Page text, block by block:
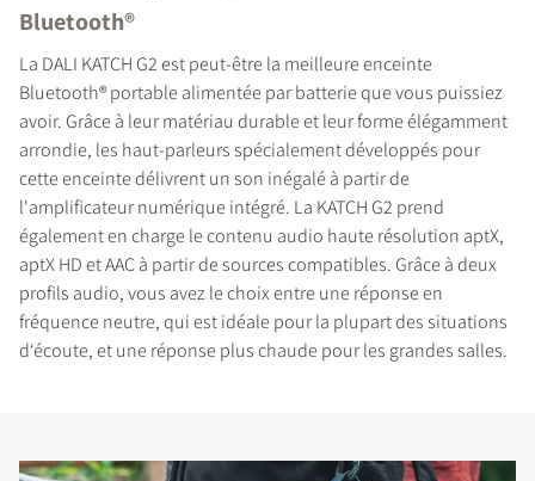
Bluetooth®
La DALI KATCH G2 est peut-être la meilleure enceinte
Bluetooth® portable alimentée par batterie que vous puissiez
avoir. Grâce à leur matériau durable et leur forme élégamment
arrondie, les haut-parleurs spécialement développés pour
cette enceinte délivrent un son inégalé à partir de
l'amplificateur numérique intégré. La KATCH G2 prend
également en charge le contenu audio haute résolution aptX,
aptX HD et AAC à partir de sources compatibles. Grâce à deux
profils audio, vous avez le choix entre une réponse en
fréquence neutre, qui est idéale pour la plupart des situations
d‘écoute, et une réponse plus chaude pour les grandes salles.